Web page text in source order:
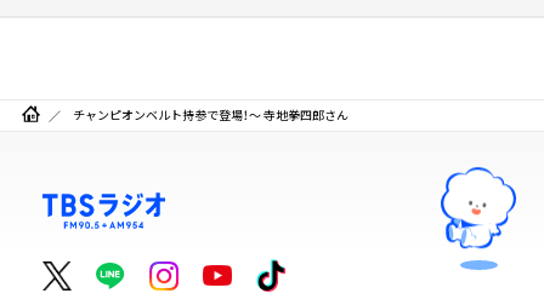
チャンピオンベルト持参で登場！～ 寺地拳四郎さん